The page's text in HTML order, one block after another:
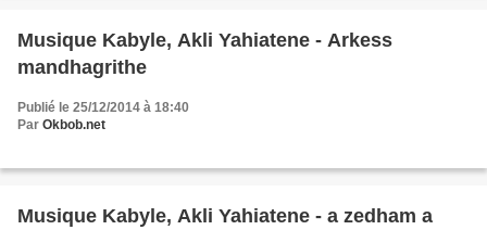
Musique Kabyle, Akli Yahiatene - Arkess
mandhagrithe
Publié le 25/12/2014 à 18:40
Par Okbob.net
Musique Kabyle, Akli Yahiatene - a zedham a